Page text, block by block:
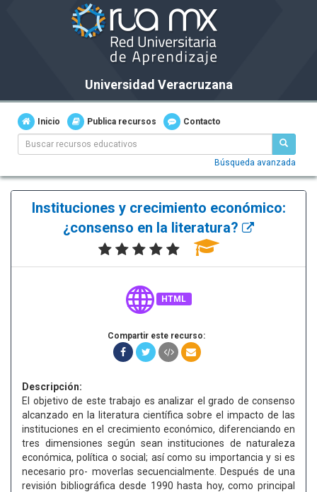
Universidad Veracruzana
Inicio Publica recursos Contacto
Búsqueda avanzada
Instituciones y crecimiento económico:
¿consenso en la literatura?
HTML
Compartir este recurso:
Descripción:
El objetivo de este trabajo es analizar el grado de consenso
alcanzado en la literatura científica sobre el impacto de las
instituciones en el crecimiento económico, diferenciando en
tres dimensiones según sean instituciones de naturaleza
económica, política o social; así como su importancia y si es
necesario pro- moverlas secuencialmente. Después de una
revisión bibliográfica desde 1990 hasta hoy, como principal